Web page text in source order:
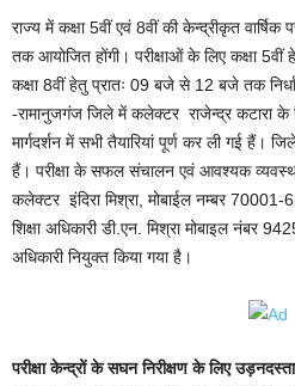
राज्य में कक्षा 5वीं एवं 8वीं की केन्द्रीकृत
तक आयोजित होंगी। परीक्षाओं के लिए कक्षा
कक्षा 8वीं हेतु प्रातः 09 बजे से 12 बजे तक
-रामानुजगंज जिले में कलेक्टर राजेन्द्र कटारा के
मार्गदर्शन में सभी तैयारियां पूर्ण कर ली गई हैं।
हैं। परीक्षा के सफल संचालन एवं आवश्यक व्यवस्था
कलेक्टर इंदिरा मिश्रा, मोबाईल नम्बर 70001-
शिक्षा अधिकारी डी.एन. मिश्रा मोबाइल नंबर
अधिकारी नियुक्त किया गया है।
परीक्षा केन्द्रों के सघन निरीक्षण के लिए